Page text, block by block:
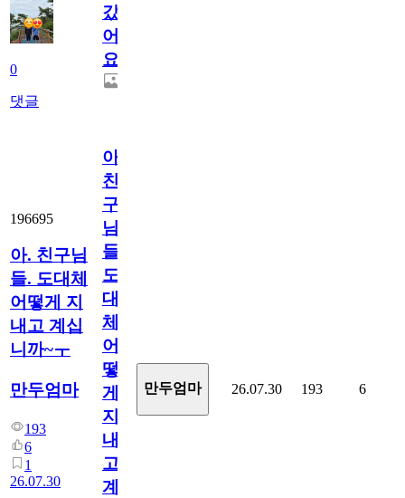
0
댓글
갔
어
요.
196695
아. 친구님
들. 도대체
어떻게 지
내고 계십
니까~ㅜ
만두엄마
193
6
1
26.07.30
아.
친
구
님
들.
도
대
체
어
떻
게
지
내
고
계
만두엄마 26.07.30 193 6